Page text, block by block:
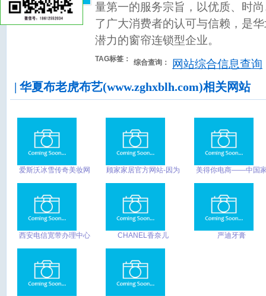
量第一的服务宗旨，以优质、时
了广大消费者的认可与信赖，是
潜力的窗帘连锁型企业。
TAG标签： 综合查询： 网站综合信息查询
| 华夏布老虎布艺(www.zghxblh.com)相关网站
爱斯沃冰雪传奇美妆网
品代理|化妆品微商加
盟|爱斯沃护肤品加盟|
顾家家居官方网站-因为
美得你电商——中国
西安电信宽带办理中心
CHANEL香奈儿
包价格-名品之家
严迪牙膏